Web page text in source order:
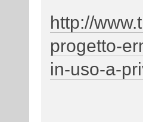
http://
progetto-
in-uso-a-